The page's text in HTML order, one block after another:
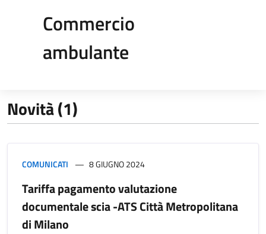
Commercio
ambulante
Novità (1)
COMUNICATI 8 GIUGNO 2024
Tariffa pagamento valutazione
documentale scia -ATS Città Metropolitana
di Milano